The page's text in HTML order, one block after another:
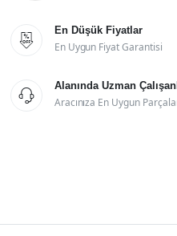

En Düşük Fiyatlar
En Uygun Fiyat Garantisi

Alanında Uzman
Aracınıza En Uygun